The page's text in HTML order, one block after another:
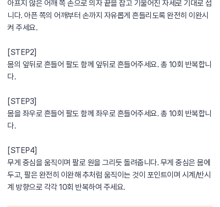
아프지 않은 어깨 쪽 손으로 의자 끝을 잡고 기울어진 자세로 기대로 섭
니다. 아픈 쪽의 어깨부터 손까지 자유롭게 흔들리도록 완전히 이완시
켜 주세요.
[STEP2]
몸의 앞뒤로 흔들어 팔도 함께 앞뒤로 흔들어주세요. 총 10회 반복합니
다.
[STEP3]
몸을 좌우로 흔들어 팔도 함께 좌우로 흔들어주세요. 총 10회 반복합니
다.
[STEP4]
무게 중심을 움직이며 팔로 원을 그리듯 돌려줍니다. 무게 중심은 몸에
두고, 팔은 완전히 이완해 추처럼 움직이는 것이 포인트이며 시계/반시
계 방향으로 각각 10회 반복하여 주세요.